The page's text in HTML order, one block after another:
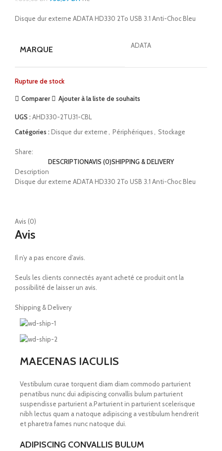
Disque dur externe ADATA HD330 2To USB 3.1 Anti-Choc Bleu
MARQUE ADATA
Rupture de stock
Comparer Ajouter à la liste de souhaits
UGS :AHD330-2TU31-CBL
Catégories :Disque dur externe, Périphériques, Stockage
Share:
DESCRIPTIONAVIS (0)SHIPPING & DELIVERY
Description
Disque dur externe ADATA HD330 2To USB 3.1 Anti-Choc Bleu
Avis (0)
Avis
Il n’y a pas encore d’avis.
Seuls les clients connectés ayant acheté ce produit ont la
possibilité de laisser un avis.
Shipping & Delivery
MAECENAS IACULIS
Vestibulum curae torquent diam diam commodo parturient
penatibus nunc dui adipiscing convallis bulum parturient
suspendisse parturient a.Parturient in parturient scelerisque
nibh lectus quam a natoque adipiscing a vestibulum hendrerit
et pharetra fames nunc natoque dui.
ADIPISCING CONVALLIS BULUM